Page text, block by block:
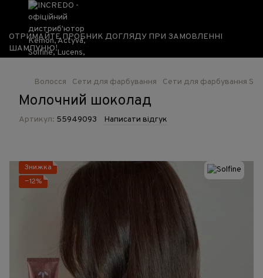
ОТРИМАЙТЕ ПРОБНИК ДОГЛЯДУ ПРИ ЗАМОВЛЕННІ
ШАМПУНЮ!
Волосся Сети для фарбування Сети для фарбування
Молочний шоколад
Артикул: 55949093 Написати відгук
Знижка
−12%